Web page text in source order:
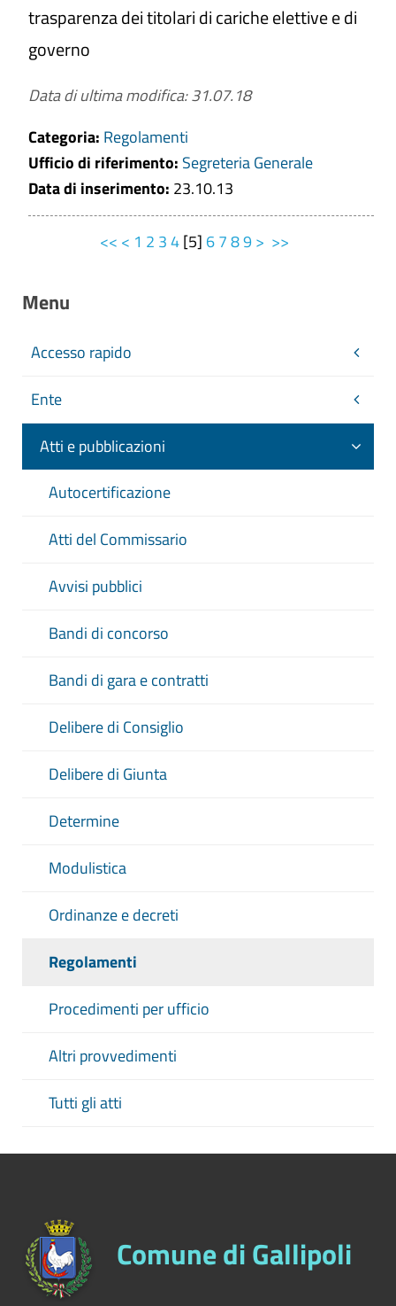
trasparenza dei titolari di cariche elettive e di
governo
Data di ultima modifica: 31.07.18
Categoria: Regolamenti
Ufficio di riferimento: Segreteria Generale
Data di inserimento: 23.10.13
<< < 1 2 34[5] 6789> >>
Menu
Accesso rapido
Ente
Atti e pubblicazioni
Autocertificazione
Atti del Commissario
Avvisi pubblici
Bandi di concorso
Bandi di gara e contratti
Delibere di Consiglio
Delibere di Giunta
Determine
Modulistica
Ordinanze e decreti
Regolamenti
Procedimenti per ufficio
Altri provvedimenti
Tutti gli atti
Comune di Gallipoli